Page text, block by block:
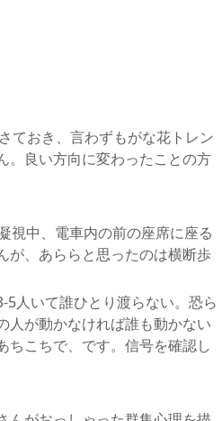
ておき、言わずもがな花トレン
。良い方向に変わったことの方
視中、電車内の前の座席に座る
が、あららと思ったのは横断歩
人いて誰ひとり渡らない。恐ら
人が動かなければ誰も動かない
ちこちで、です。信号を確認し